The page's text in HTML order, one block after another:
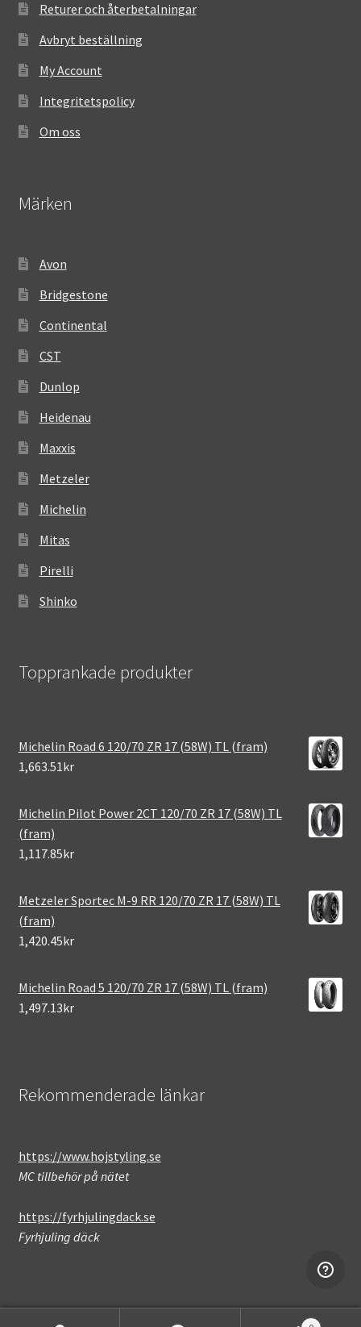
Returer och återbetalningar
Avbryt beställning
My Account
Integritetspolicy
Om oss
Märken
Avon
Bridgestone
Continental
CST
Dunlop
Heidenau
Maxxis
Metzeler
Michelin
Mitas
Pirelli
Shinko
Topprankade produkter
Michelin Road 6 120/70 ZR 17 (58W) TL (fram)
1,663.51kr
Michelin Pilot Power 2CT 120/70 ZR 17 (58W) TL
(fram)
1,117.85kr
Metzeler Sportec M-9 RR 120/70 ZR 17 (58W) TL
(fram)
1,420.45kr
Michelin Road 5 120/70 ZR 17 (58W) TL (fram)
1,497.13kr
Rekommenderade länkar
https://www.hojstyling.se
MC tillbehör på nätet
https://fyrhjulingdack.se
Fyrhjuling däck